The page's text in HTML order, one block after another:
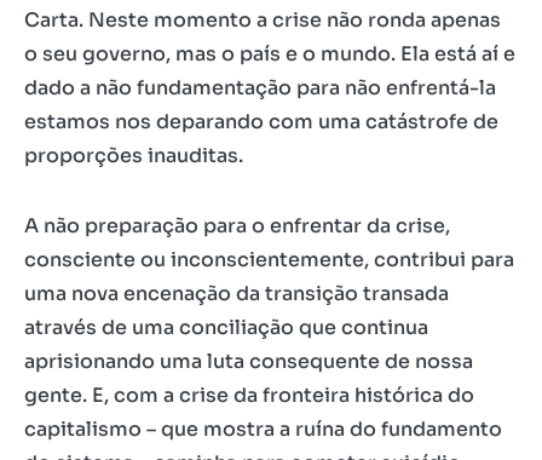
Carta. Neste momento a crise não ronda apenas
o seu governo, mas o país e o mundo. Ela está aí e
dado a não fundamentação para não enfrentá-la
estamos nos deparando com uma catástrofe de
proporções inauditas.
A não preparação para o enfrentar da crise,
consciente ou inconscientemente, contribui para
uma nova encenação da transição transada
através de uma conciliação que continua
aprisionando uma luta consequente de nossa
gente. E, com a crise da fronteira histórica do
capitalismo – que mostra a ruína do fundamento